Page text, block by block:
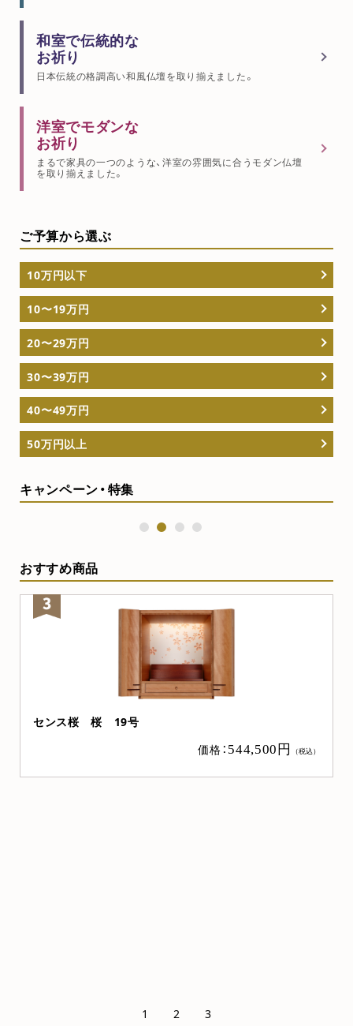
和室で伝統的な
お祈り
日本伝統の格調高い和風仏壇を取り揃えました。
洋室でモダンな
お祈り
まるで家具の一つのような、洋室の雰囲気に合うモダン仏壇
を取り揃えました。
ご予算から選ぶ
10万円以下
10〜19万円
20〜29万円
30〜39万円
40〜49万円
50万円以上
キャンペーン・特集
3
おすすめ商品
（税込） ニュー桜 桜 上置き
1 2 3